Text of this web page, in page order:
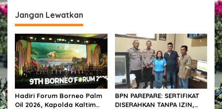
a
s
i
p
o
s
Jangan Lewatkan
Hadiri Forum Borneo Palm
Oil 2026, Kapolda Kaltim
BPN PAREPARE: SERTIFIKAT
DISERAHKAN TANPA IZIN,